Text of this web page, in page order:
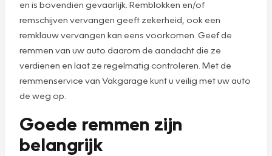
en is bovendien gevaarlijk. Remblokken en/of
remschijven vervangen geeft zekerheid, ook een
remklauw vervangen kan eens voorkomen. Geef de
remmen van uw auto daarom de aandacht die ze
verdienen en laat ze regelmatig controleren. Met de
remmenservice van Vakgarage kunt u veilig met uw auto
de weg op.
Goede remmen zijn
belangrijk